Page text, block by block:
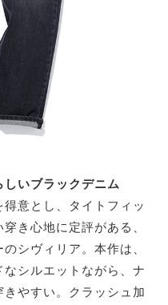
いブラックデニム
意とし、タイトフィッ
き心地に定評がある、
シヴィリア。本作は、
シルエットながら、ナ
やすい。クラッシュ加